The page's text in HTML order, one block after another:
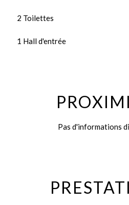
2 Toilettes
1 Hall d'entrée
Pas d'informations